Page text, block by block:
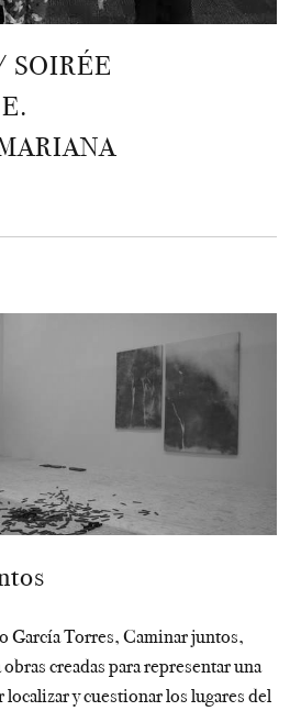
SOIRÉE
García Torres, Caminar juntos,
creadas para representar una
y cuestionar los lugares del